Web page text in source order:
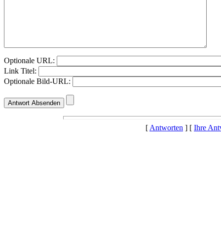
Optionale URL:
Link Titel:
Optionale Bild-URL:
[Antworten ] [ Ihre